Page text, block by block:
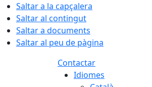
Saltar a la capçalera
Saltar al contingut
Saltar a documents
Saltar al peu de pàgina
Contactar
Idiomes